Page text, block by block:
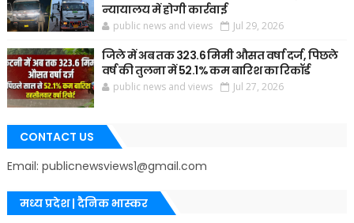
न्यायालय में होगी कार्रवाई
public news and views Jul 29, 2026
जिले में अब तक 323.6 मिमी औसत वर्षा दर्ज, पिछले
वर्ष की तुलना में 52.1% कम बारिश का रिकॉर्ड
public news and views Jul 27, 2026
CONTACT US
Email: publicnewsviews1@gmail.com
मध्य प्रदेश | दैनिक भास्कर